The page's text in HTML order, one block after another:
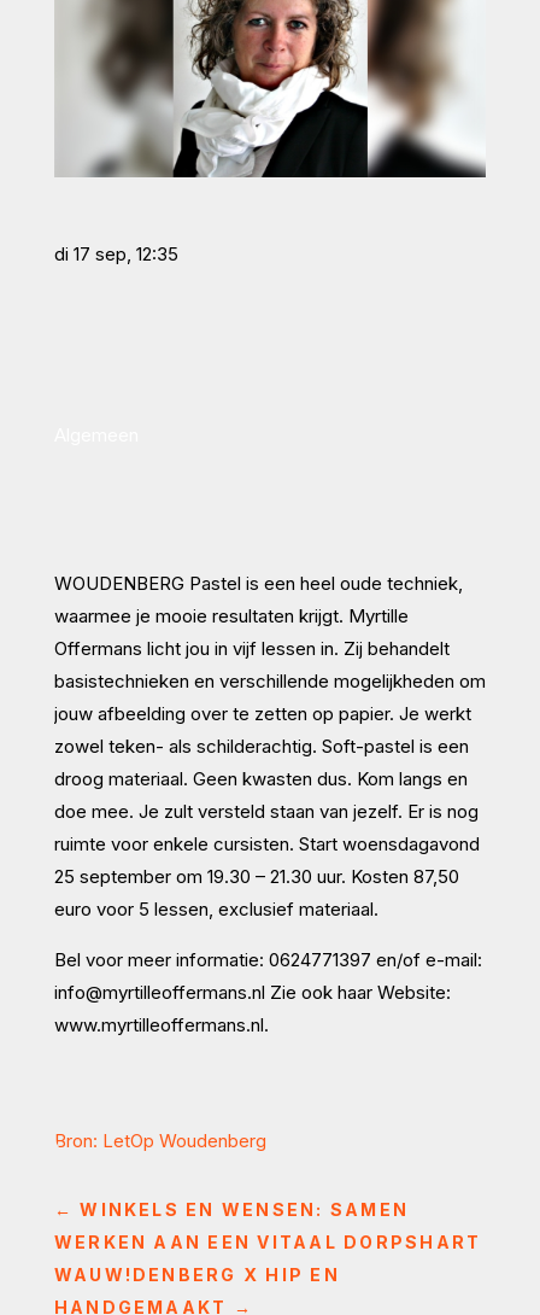
di 17 sep, 12:35
WOUDENBERG Pastel is een heel oude techniek,
waarmee je mooie resultaten krijgt. Myrtille
Offermans licht jou in vijf lessen in. Zij behandelt
basistechnieken en verschillende mogelijkheden om
jouw afbeelding over te zetten op papier. Je werkt
zowel teken- als schilderachtig. Soft-pastel is een
droog materiaal. Geen kwasten dus. Kom langs en
doe mee. Je zult versteld staan van jezelf. Er is nog
ruimte voor enkele cursisten. Start woensdagavond
25 september om 19.30 – 21.30 uur. Kosten 87,50
euro voor 5 lessen, exclusief materiaal.
Bel voor meer informatie: 0624771397 en/of e-mail:
info@myrtilleoffermans.nl Zie ook haar Website:
www.myrtilleoffermans.nl.
Bron: LetOp Woudenberg
←WINKELS EN WENSEN: SAMEN
WERKEN AAN EEN VITAAL DORPSHART
WAUW!DENBERG X HIP EN
HANDGEMAAKT
→